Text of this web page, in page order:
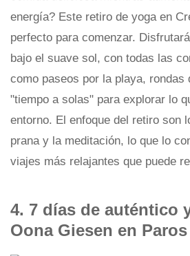
energía? Este retiro de yoga en
perfecto para comenzar.
bajo el suave sol, con todas las
como paseos por la playa, rondas
"tiempo a solas" para explorar lo
entorno. El enfoque del retiro son
prana y la meditación, lo que lo
viajes más relajantes que puede
4. 7 días de auténtico
Oona Giesen en Paros